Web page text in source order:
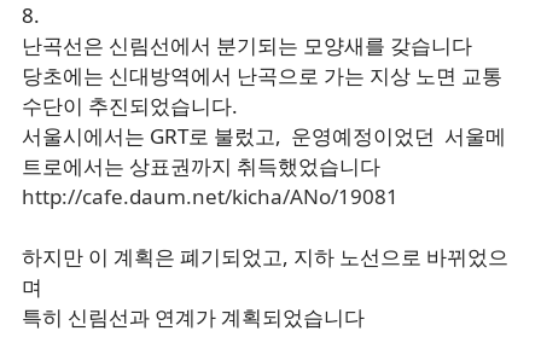
8.
난곡선은 신림선에서 분기되는 모양새를 갖습니다
당초에는 신대방역에서 난곡으로 가는 지상 노면 교통
수단이 추진되었습니다.
서울시에서는 GRT로 불렀고, 운영예정이었던 서울메
트로에서는 상표권까지 취득했었습니다
http://cafe.daum.net/kicha/ANo/19081
하지만 이 계획은 폐기되었고, 지하 노선으로 바뀌었으
며
특히 신림선과 연계가 계획되었습니다